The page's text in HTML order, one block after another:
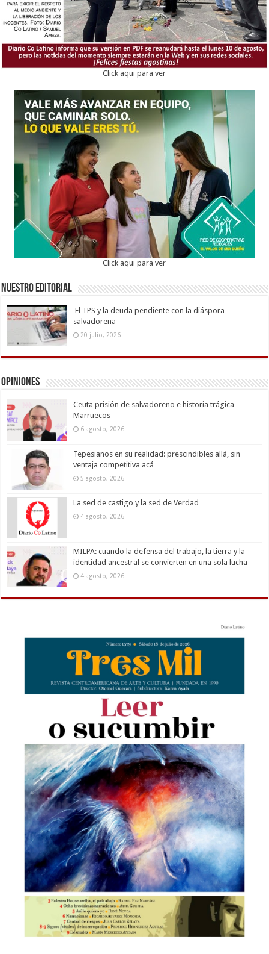
Click aqui para ver
Click aqui para ver
Nuestro Editorial
El TPS y la deuda pendiente con la diáspora
salvadoreña
20 julio, 2026
Opiniones
Ceuta prisión de salvadoreño e historia trágica
Marruecos
6 agosto, 2026
Tepesianos en su realidad: prescindibles allá, sin
ventaja competitiva acá
5 agosto, 2026
La sed de castigo y la sed de Verdad
4 agosto, 2026
MILPA: cuando la defensa del trabajo, la tierra y la
identidad ancestral se convierten en una sola lucha
4 agosto, 2026